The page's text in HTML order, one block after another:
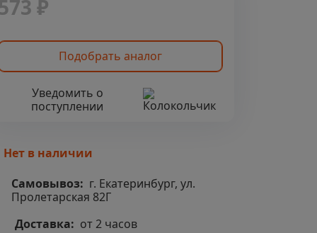
₽
Подобрать аналог
Уведомить о
поступлении
Нет в наличии
Самовывоз: г. Екатеринбург, ул.
Пролетарская 82Г
Доставка: от 2 часов